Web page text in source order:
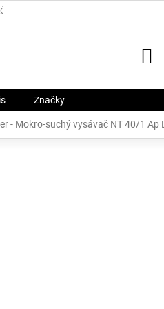
PORIADOK
Značky
- Mokro-suchý vysávač NT 40/1 Ap L